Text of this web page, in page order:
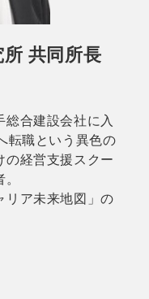
共同所長
総合建設会社に入
転職という異色の
の経営支援スクー
リア未来地図」の